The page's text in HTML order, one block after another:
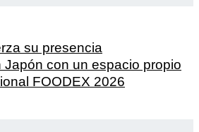
su presencia
Japón con un espacio propio
FOODEX 2026